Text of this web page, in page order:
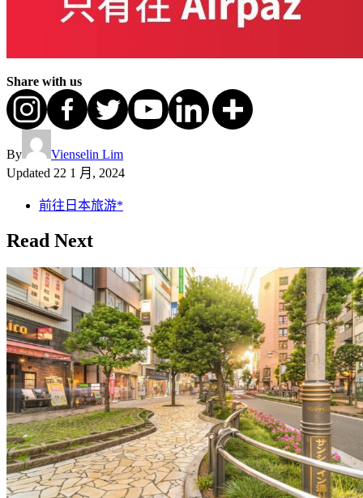
Share with us
By
Vienselin Lim
Updated 22 1 月, 2024
前往日本旅游*
Read Next